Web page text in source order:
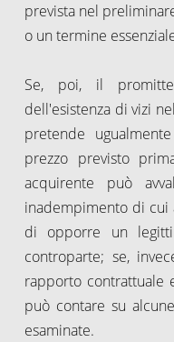
prevista nel
o un termine
Se, poi, il
dell'esistenza di vizi
pretende
prezzo previsto
acquirente può
inadempimento di cui
di opporre un
controparte; se,
rapporto contrattuale
può contare su
esaminate.